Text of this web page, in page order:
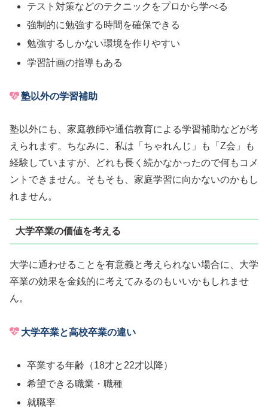
テスト対策などのテクニックをプロから学べる
強制的に勉強する時間を確保できる
勉強するしかない環境を作りやすい
学習計画の指導もある
塾以外の学習補助
塾以外にも、家庭教師や通信教育による学習補助などが考
えられます。ちなみに、私は「ちゃれんじ」も「Z会」も
経験していますが、どれも長く続かなかったので何もコメ
ントできません。そもそも、家庭学習に向かないのかもし
れません。
大学卒業の価値を考える
大学に通わせることを有意義と考えられない場合に、大学
卒業の効果を金銭的に考えてみるのもいいかもしれませ
ん。
大学卒業と高校卒業の違い
卒業する年齢（18才と22才以降）
希望できる職業・職種
就職率